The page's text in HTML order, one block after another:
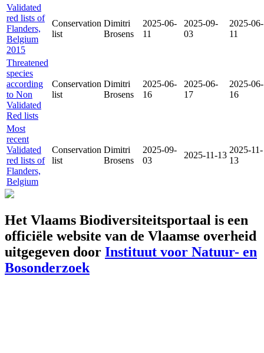
Validated
red lists of
Flanders,
Belgium
2015
Conservation
list
Dimitri
Brosens
2025-06-
11
2025-09-
03
2025-06-
11
Threatened
species
according
to Non
Validated
Red lists
Conservation
list
Dimitri
Brosens
2025-06-
16
2025-06-
17
2025-06-
16
Most
recent
Validated
red lists of
Flanders,
Belgium
Conservation
list
Dimitri
Brosens
2025-09-
03
2025-11-13
2025-11-
13
Het Vlaams Biodiversiteitsportaal is een
officiële website van de Vlaamse overheid
uitgegeven door Instituut voor Natuur- en
Bosonderzoek